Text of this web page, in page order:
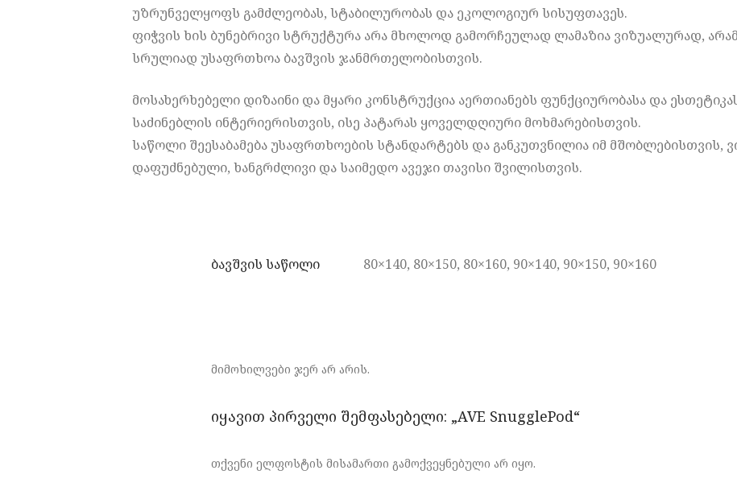
უზრუნველყოფს გამძლეობას, სტაბილურობას და ეკოლოგიურ სისუფთავეს.
ფიჭვის ხის ბუნებრივი სტრუქტურა არა მხოლოდ გამორჩეულად ლამაზია ვიზუალურად,
სრულიად უსაფრთხოა ბავშვის ჯანმრთელობისთვის.
მოსახერხებელი დიზაინი და მყარი კონსტრუქცია აერთიანებს ფუნქციურობასა და
საძინებლის ინტერიერისთვის, ისე პატარას ყოველდღიური მოხმარებისთვის.
საწოლი შეესაბამება უსაფრთხოების სტანდარტებს და განკუთვნილია იმ მშობლებისთვის,
დაფუძნებული, ხანგრძლივი და საიმედო ავეჯი თავისი შვილისთვის.
ბავშვის საწოლი 80×140, 80×150, 80×160, 90×140, 90×150, 90×160
მიმოხილვები ჯერ არ არის.
იყავით პირველი შემფასებელი: „AVE SnugglePod“
თქვენი ელფოსტის მისამართი გამოქვეყნებული არ იყო.